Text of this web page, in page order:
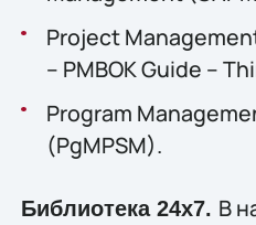
Project
– PMBOK Guide –
Program
(PgMPSM).
Библиотека 24х7. В